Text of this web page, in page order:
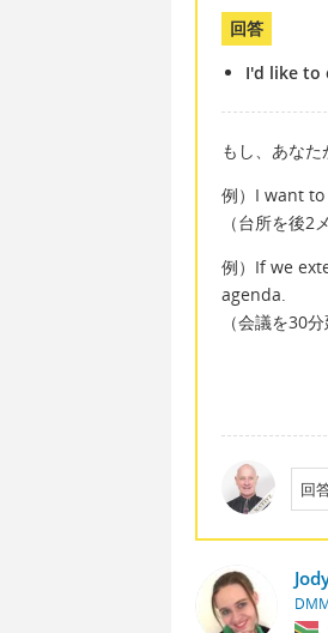
回答
I'd like to
もし、あな
例）I want
（台所を後2
例）If we
agenda.
（会議を30
回